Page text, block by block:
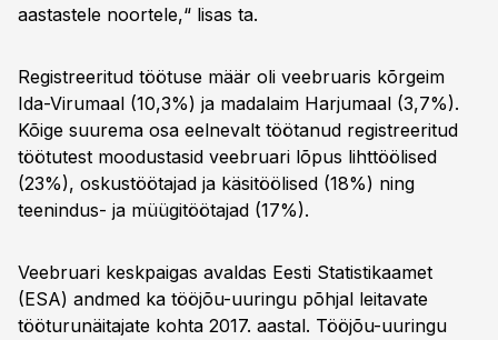
aastastele noortele,“ lisas ta.
Registreeritud töötuse määr oli veebruaris kõrgeim
Ida-Virumaal (10,3%) ja madalaim Harjumaal (3,7%).
Kõige suurema osa eelnevalt töötanud registreeritud
töötutest moodustasid veebruari lõpus lihttöölised
(23%), oskustöötajad ja käsitöölised (18%) ning
teenindus- ja müügitöötajad (17%).
Veebruari keskpaigas avaldas Eesti Statistikaamet
(ESA) andmed ka tööjõu-uuringu põhjal leitavate
tööturunäitajate kohta 2017. aastal. Tööjõu-uuringu